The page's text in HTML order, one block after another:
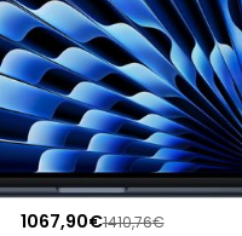
1067,90€1410,76€